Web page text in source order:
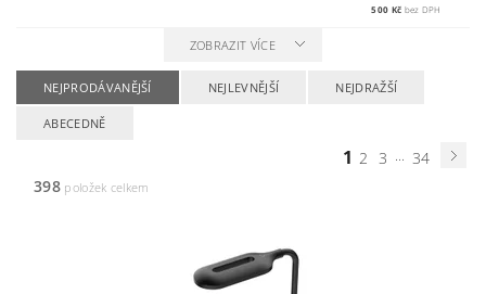
500 Kč bez DPH
ZOBRAZIT VÍCE
NEJPRODÁVANĚJŠÍ NEJLEVNĚJŠÍ NEJDRAŽŠÍ
ABECEDNĚ
1 2 3 ... 34
398položek celkem